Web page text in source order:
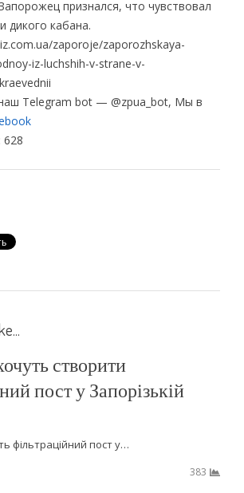
признался, что чувствовал
дикого кабана.
zaporoje/zaporozhskaya-
iz-luchshih-v-strane-v-
Telegram bot — @zpua_bot, Мы в
628
створити
пост у Запорізькій
фільтраційний пост у…
383